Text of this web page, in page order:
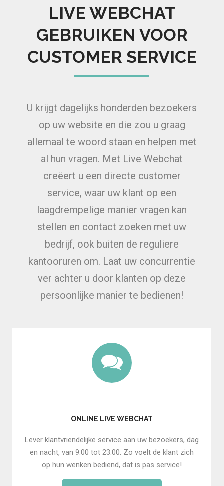
LIVE WEBCHAT
GEBRUIKEN VOOR
CUSTOMER SERVICE
U krijgt dagelijks honderden bezoekers
op uw website en die zou u graag
allemaal te woord staan en helpen met
al hun vragen. Met Live Webchat
creëert u een directe customer
service, waar uw klant op een
laagdrempelige manier vragen kan
stellen en contact zoeken met uw
bedrijf, ook buiten de reguliere
kantooruren om. Laat uw concurrentie
ver achter u door klanten op deze
persoonlijke manier te bedienen!
ONLINE LIVE WEBCHAT
Lever klantvriendelijke service aan uw bezoekers, dag
en nacht, van 9:00 tot 23:00. Zo voelt de klant zich
op hun wenken bediend, dat is pas service!